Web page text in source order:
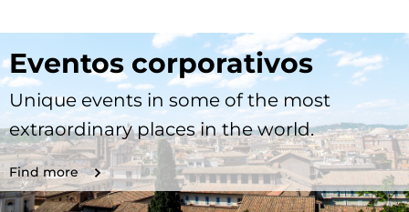
Eventos corporativos
Unique events in some of the most
extraordinary places in the world.
Find more